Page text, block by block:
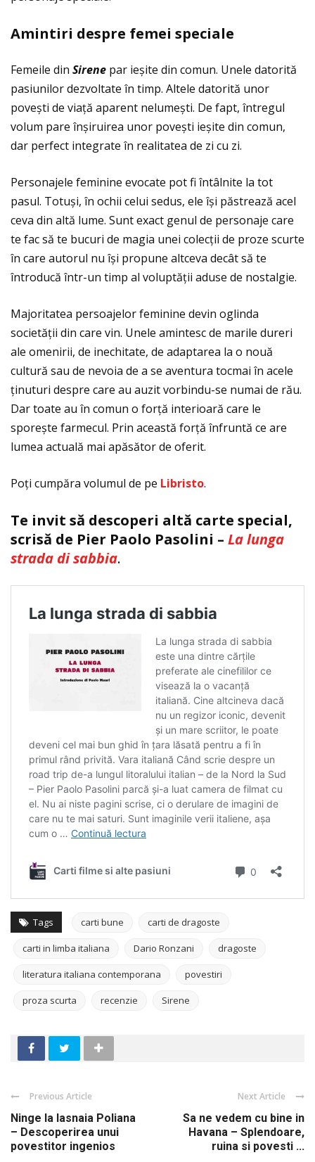
Amintiri despre femei speciale
Femeile din Sirene par ieșite din comun. Unele datorită
pasiunilor dezvoltate în timp. Altele datorită unor
povești de viaţă aparent nelumești. De fapt, întregul
volum pare înșiruirea unor povești ieșite din comun,
dar perfect integrate în realitatea de zi cu zi.
Personajele feminine evocate pot fi întâlnite la tot
pasul. Totuși, în ochii celui sedus, ele își păstrează acel
ceva din altă lume. Sunt exact genul de personaje care
te fac să te bucuri de magia unei colecţii de proze scurte
în care autorul nu își propune altceva decât să te
întroducă într-un timp al voluptăţii aduse de nostalgie.
Majoritatea persoajelor feminine devin oglinda
societăţii din care vin. Unele amintesc de marile dureri
ale omenirii, de inechitate, de adaptarea la o nouă
cultură sau de nevoia de a se aventura tocmai în acele
ţinuturi despre care au auzit vorbindu-se numai de rău.
Dar toate au în comun o forţă interioară care le
sporește farmecul. Prin această forţă înfruntă ce are
lumea actuală mai apăsător de oferit.
Poţi cumpăra volumul de pe Libristo.
Te invit să descoperi altă carte special,
scrisă de Pier Paolo Pasolini – La lunga
strada di sabbia.
Tags carti bune carti de dragoste
carti in limba italiana Dario Ronzani dragoste
literatura italiana contemporana povestiri
proza scurta recenzie Sirene
Previous Article
Ninge la Iasnaia Poliana
– Descoperirea unui
povestitor ingenios
Next Article
Sa ne vedem cu bine in
Havana – Splendoare,
ruina si povesti ...